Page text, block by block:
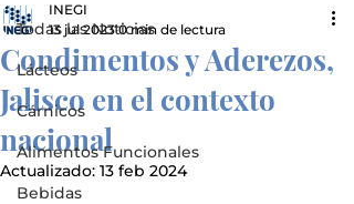
Todas las Noticias
Lácteos
Cárnicos
Alimentos Funcionales
Bebidas
Condimentos y Aderezos,
Jalisco en el contexto
nacional
INEGI
13 jul 2023 0 min de lectura
Actualizado: 13 feb 2024